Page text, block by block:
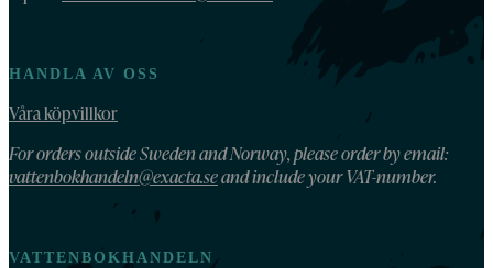
HANDLA AV OSS
Våra köpvillkor
For orders outside Sweden and Norway, please order by email:
vattenbokhandeln@exacta.seand include your VAT-number.
VATTENBOKHANDELN